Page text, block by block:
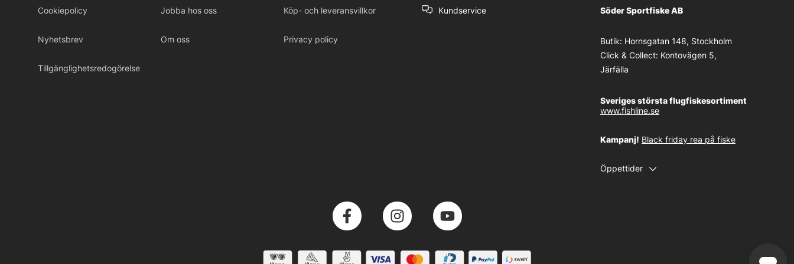
Cookiepolicy Jobba hos oss Köp- och leveransvillkor
Nyhetsbrev Om oss Privacy policy
Tillgänglighetsredogörelse
Kundservice Söder Sportfiske AB
Butik: Hornsgatan 148, Stockholm
Click & Collect: Kontovägen 5,
Järfälla
Sveriges största flugfiskesortiment
www.fishline.se
Kampanj! Black friday rea på fiske
Öppettider